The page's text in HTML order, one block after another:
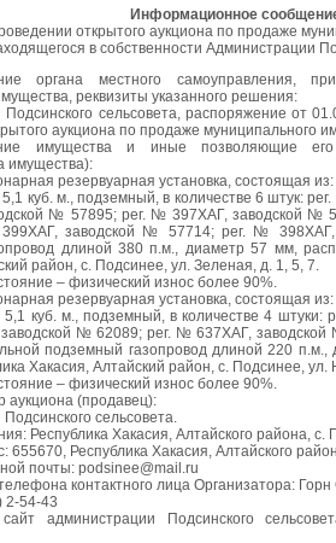
Информационное
открытого аукциона по продаже
в собственности Администрации
органа местного самоуправления,
реквизиты указанного решения:
Подсинского сельсовета,
аукциона по продаже муниципального
имущества и иные позволяющие его
имущества):
резервуарная установка, состоящая из:
5,1 куб. м., подземный, в количестве 6 штук:
№ 57895; рег. № 397ХАГ, заводской №
заводской № 57714; рег. №
длиной 380 п.м., диаметр 57 мм,
район, с. Подсинее, ул. Зеленая, д. 1, 5, 7.
– физический износ более 90%.
резервуарная установка, состоящая из:
5,1 куб. м., подземный, в количестве 4
№ 62089; рег. № 637ХАГ,
подземный газопровод длиной 220
Хакасия, Алтайский район, с. Подсинее,
– физический износ более 90%.
(продавец):
сельсовета.
Республика Хакасия, Алтайского района,
655670, Республика Хакасия, Алтайского
почты: podsinee@mail.ru
контактного лица Организатора: Горн
2-54-43
администрации Подсинского